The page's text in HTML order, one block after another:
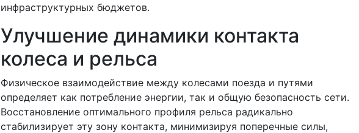
инфраструктурных бюджетов.
Улучшение динамики контакта
колеса и рельса
Физическое взаимодействие между колесами поезда и путями
определяет как потребление энергии, так и общую безопасность сети.
Восстановление оптимального профиля рельса радикально
стабилизирует эту зону контакта, минимизируя поперечные силы,